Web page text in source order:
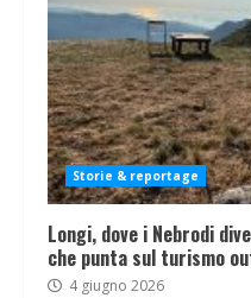
Storie & reportage
Longi, dove i Nebrodi
che punta sul turismo
4 giugno 2026